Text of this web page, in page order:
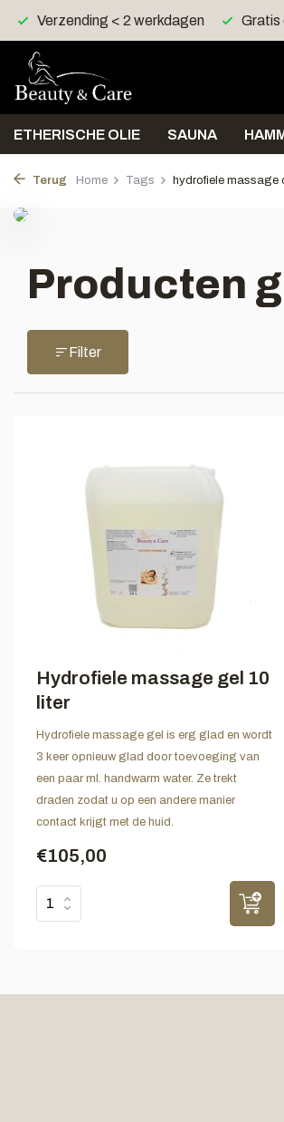
Verzending < 2 werkdagen Gratis
ETHERISCHE OLIE SAUNA
Terug Home Tags hydrofiele massage
Producten
Filter
Hydrofiele massage gel 10
liter
Hydrofiele massage gel is erg glad en wordt
3 keer opnieuw glad door toevoeging van
een paar ml. handwarm water. Ze trekt
draden zodat u op een andere manier
contact krijgt met de huid.
€105,00